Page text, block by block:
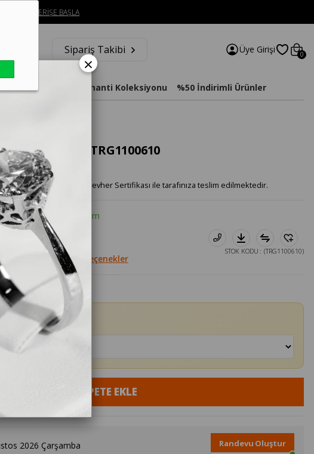
ALIŞVERİŞE BAŞLA
Sipariş Takibi Üye Girişi 0
Gün Teslimat Diamanti Koleksiyonu %50 İndirimli Ürünler
Küpe - TRG1100610
Pırlanta Mücevher Sertifikası ile tarafınıza teslim edilmektedir.
Sepette %20 İndirim
7.163₺
taksitlerle Diğer Seçenekler
(TRG1100610)
STOK KODU
Hediyesi
2026 Çarşamba
Randevu Oluştur
×